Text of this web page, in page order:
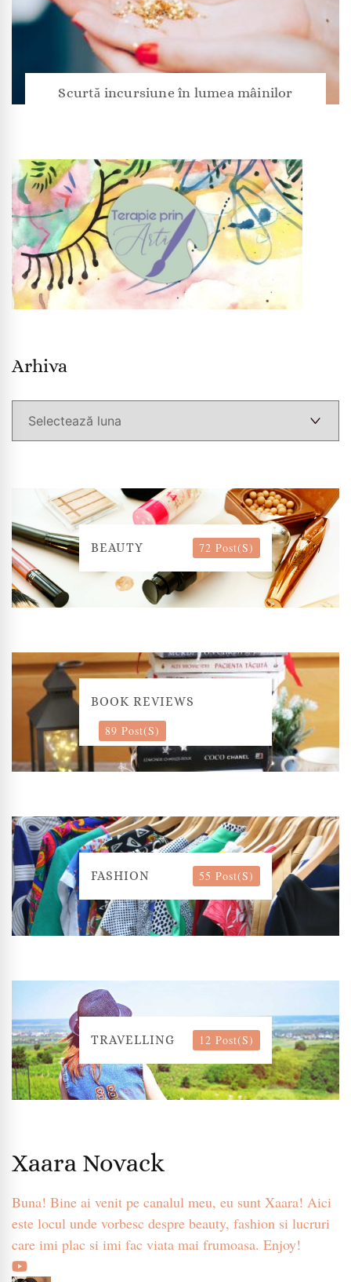
Scurtă incursiune în lumea mâinilor
Arhiva
BEAUTY 72 Post(s)
BOOK REVIEWS
89 Post(s)
FASHION 55 Post(s)
TRAVELLING 12 Post(s)
Xaara Novack
Buna! Bine ai venit pe canalul meu, eu sunt Xaara! Aici
este locul unde vorbesc despre beauty, fashion si lucruri
care imi plac si imi fac viata mai frumoasa. Enjoy!